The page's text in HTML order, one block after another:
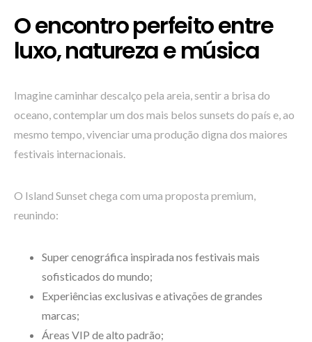
O encontro perfeito entre
luxo, natureza e música
Imagine caminhar descalço pela areia, sentir a brisa do
oceano, contemplar um dos mais belos sunsets do país e, ao
mesmo tempo, vivenciar uma produção digna dos maiores
festivais internacionais.
O Island Sunset chega com uma proposta premium,
reunindo:
Super cenográfica inspirada nos festivais mais
sofisticados do mundo;
Experiências exclusivas e ativações de grandes
marcas;
Áreas VIP de alto padrão;